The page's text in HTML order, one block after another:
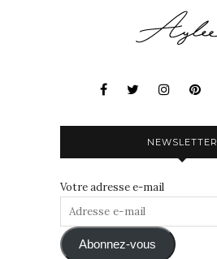
NEWSLETTER
Votre adresse e-mail
Adresse
mail Abonnez-vous